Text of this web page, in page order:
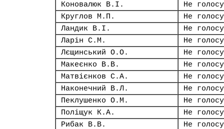
Коновалюк В.І.
Не
Круглов М.П.
Не
Ландик В.І.
Не
Ларін С.М.
Не
Лєщинський О.О.
Не
Макеєнко В.В.
Не
Матвієнков С.А.
Не
Наконечний В.Л.
Не
Пеклушенко О.М.
Не
Поліщук К.А.
Не
Рибак В.В.
Не